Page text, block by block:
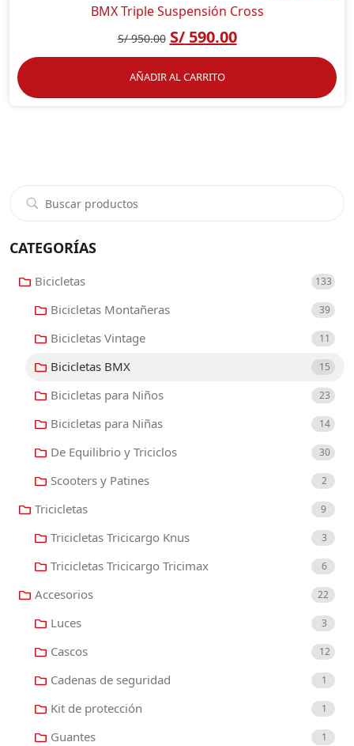
CATEGORÍAS
Bicicletas 133
Bicicletas Montañeras 39
Bicicletas Vintage 11
Bicicletas BMX 15
Bicicletas para Niños 23
Bicicletas para Niñas 14
De Equilibrio y Triciclos 30
Scooters y Patines 2
Tricicletas 9
Tricicletas Tricicargo Knus 3
Tricicletas Tricicargo Tricimax 6
Accesorios 22
Luces 3
Cascos 12
Cadenas de seguridad 1
Kit de protección 1
Guantes 1
BMX Triple Suspensión Cross
S/950.00 S/590.00
AÑADIR AL CARRITO